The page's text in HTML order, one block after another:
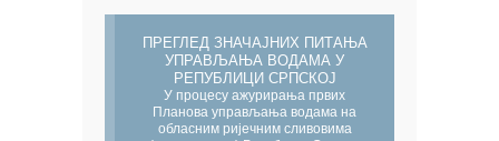
ПРЕГЛЕД ЗНАЧАЈНИХ ПИТАЊА
УПРАВЉАЊА ВОДАМА У
РЕПУБЛИЦИ СРПСКОЈ
У процесу ажурирања првих
Планова управљања водама на
обласним ријечним сливовима